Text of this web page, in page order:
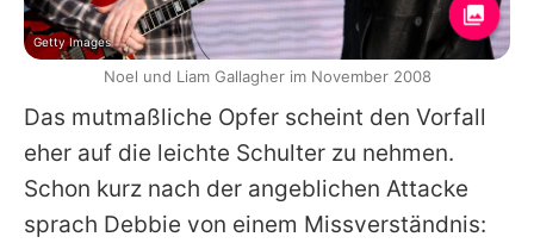
Das mutmaßliche Opfer scheint den Vorfall
eher auf die leichte Schulter zu nehmen.
Schon kurz nach der angeblichen Attacke
sprach Debbie von einem Missverständnis:
Getty Images
Noel und Liam Gallagher im November 2008